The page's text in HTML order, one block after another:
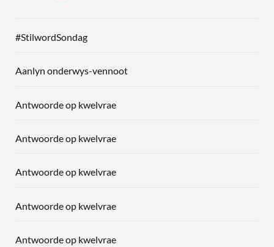
#StilwordSondag
Aanlyn onderwys-vennoot
Antwoorde op kwelvrae
Antwoorde op kwelvrae
Antwoorde op kwelvrae
Antwoorde op kwelvrae
Antwoorde op kwelvrae